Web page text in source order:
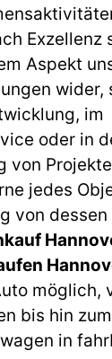
Exzellenz
Aspekt
wider,
im
oder in
von
jedes
von dessen
möglich,
bis hin zum
in